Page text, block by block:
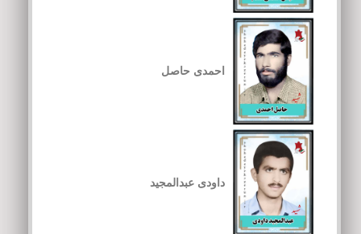
احمدی حاصل
داودی عبدالمجید